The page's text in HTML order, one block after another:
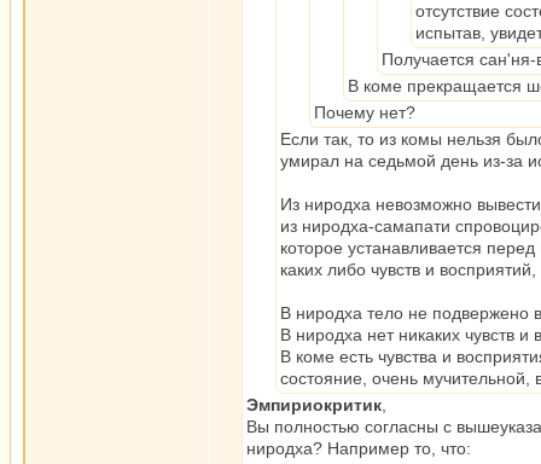
отсутствие
испытав,
Получается
В коме прекращается
Почему нет?
Если так, то из комы нельзя
умирал на седьмой день из-за
Из ниродха невозможно
из ниродха-самапати
которое устанавливается
каких либо чувств и
В ниродха тело не подвержено
В ниродха нет никаких чувств
В коме есть чувства и
состояние, очень мучительной,
Эмпириокритик
Вы полностью согласны с
ниродха? Например то, что: